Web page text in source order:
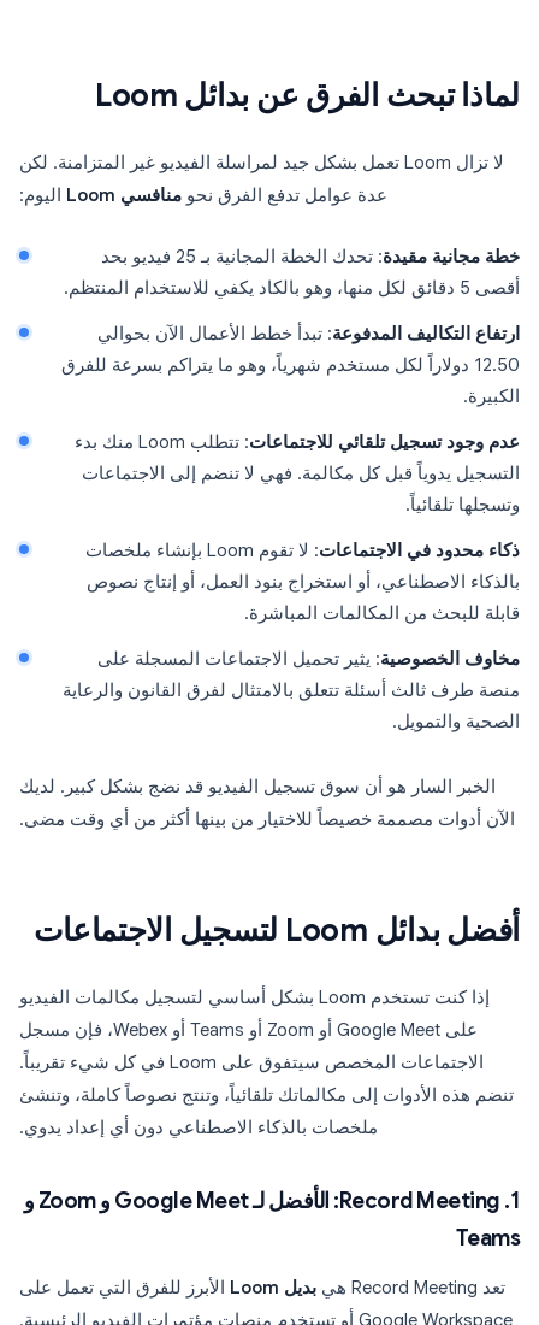
لماذا تبحث الفرق عن بدائل Loom
لا تزال Loom تعمل بشكل جيد لمراسلة الفيديو غير المتزامنة. لكن
عدة عوامل تدفع الفرق نحو منافسي Loom اليوم:
خطة مجانية مقيدة
: تحدك الخطة المجانية بـ 25 فيديو بحد
أقصى 5 دقائق لكل منها، وهو بالكاد يكفي للاستخدام المنتظم.
ارتفاع التكاليف المدفوعة: تبدأ خطط الأعمال الآن بحوالي
12.50 دولاراً لكل مستخدم شهرياً، وهو ما يتراكم بسرعة للفرق
الكبيرة.
عدم وجود تسجيل تلقائي للاجتماعات
: تتطلب Loom منك بدء
التسجيل يدوياً قبل كل مكالمة. فهي لا تنضم إلى الاجتماعات
وتسجلها تلقائياً.
ذكاء محدود في الاجتماعات
: لا تقوم Loom بإنشاء ملخصات
بالذكاء الاصطناعي، أو استخراج بنود العمل، أو إنتاج نصوص
قابلة للبحث من المكالمات المباشرة.
مخاوف الخصوصية: يثير تحميل الاجتماعات المسجلة على
منصة طرف ثالث أسئلة تتعلق بالامتثال لفرق القانون والرعاية
الصحية والتمويل.
الخبر السار هو أن سوق تسجيل الفيديو قد نضج بشكل كبير. لديك
الآن أدوات مصممة خصيصاً للاختيار من بينها أكثر من أي وقت مضى.
أفضل بدائل Loom لتسجيل الاجتماعات
إذا كنت تستخدم Loom بشكل أساسي لتسجيل مكالمات الفيديو
على Google Meet أو Zoom أو Teams أو Webex، فإن مسجل
الاجتماعات المخصص سيتفوق على Loom في كل شيء تقريباً.
تنضم هذه الأدوات إلى مكالماتك تلقائياً، وتنتج نصوصاً كاملة، وتنشئ
ملخصات بالذكاء الاصطناعي دون أي إعداد يدوي.
1. Record Meeting: الأفضل لـ Google Meet و Zoom و
Teams
تعد Record Meeting هي بديل Loom
الأبرز للفرق التي تعمل على
Google Workspace أو تستخدم منصات مؤتمرات الفيديو الرئيسية.